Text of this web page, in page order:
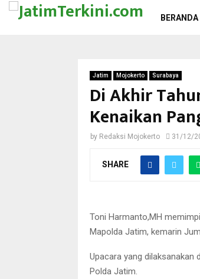
BERANDA
Jatim Mojokerto Surabaya
Di Akhir
Kenaikan
by Redaksi Mojokerto 31/12/
SHARE
Toni Harmanto,MH
Mapolda Jatim, kemarin
Upacara yang dilaksanakan
Polda Jatim.